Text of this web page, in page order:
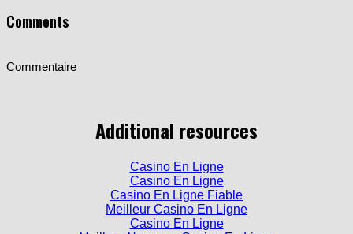
Comments
Commentaire
Additional resources
Casino En Ligne
Casino En Ligne
Casino En Ligne Fiable
Meilleur Casino En Ligne
Casino En Ligne